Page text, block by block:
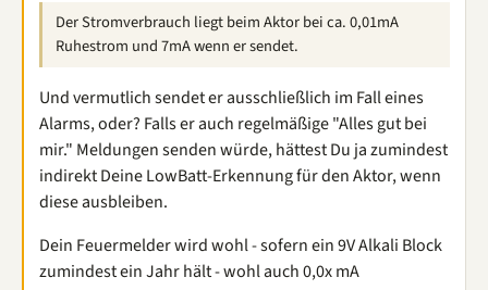
Der Stromverbrauch liegt beim Aktor bei ca. 0,01mA
Ruhestrom und 7mA wenn er sendet.
Und vermutlich sendet er ausschließlich im Fall eines
Alarms, oder? Falls er auch regelmäßige "Alles gut bei
mir." Meldungen senden würde, hättest Du ja zumindest
indirekt Deine LowBatt-Erkennung für den Aktor, wenn
diese ausbleiben.
Dein Feuermelder wird wohl - sofern ein 9V Alkali Block
zumindest ein Jahr hält - wohl auch 0,0x mA